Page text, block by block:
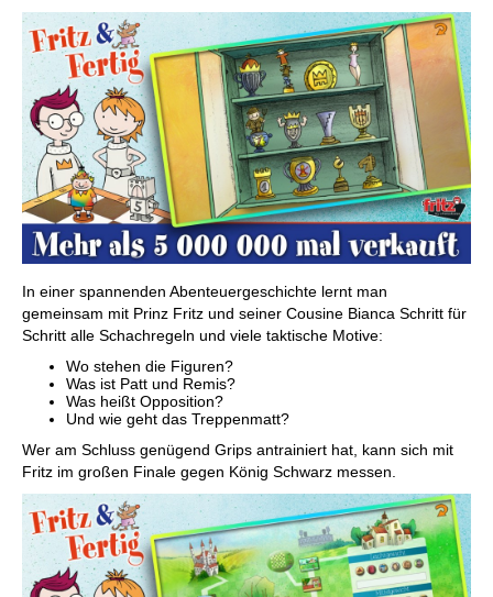
In einer spannenden Abenteuergeschichte lernt man
gemeinsam mit Prinz Fritz und seiner Cousine Bianca Schritt für
Schritt alle Schachregeln und viele taktische Motive:
Wo stehen die Figuren?
Was ist Patt und Remis?
Was heißt Opposition?
Und wie geht das Treppenmatt?
Wer am Schluss genügend Grips antrainiert hat, kann sich mit
Fritz im großen Finale gegen König Schwarz messen.